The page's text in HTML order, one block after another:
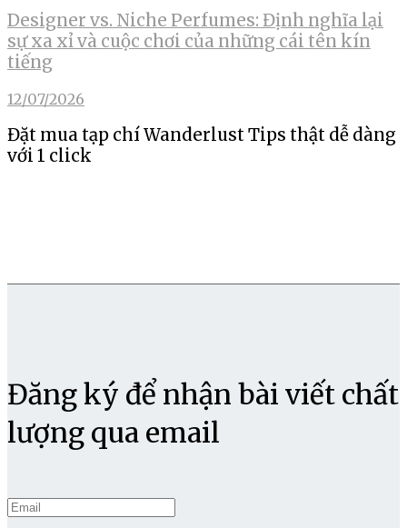
Designer vs. Niche Perfumes: Định nghĩa lại
sự xa xỉ và cuộc chơi của những cái tên kín
tiếng
12/07/2026
Đặt mua tạp chí Wanderlust Tips thật dễ dàng
với 1 click
Đăng ký để nhận bài viết chất
lượng qua email